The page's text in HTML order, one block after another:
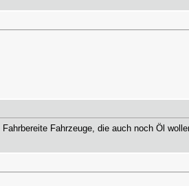
Fahrzeuge, die auch noch Öl